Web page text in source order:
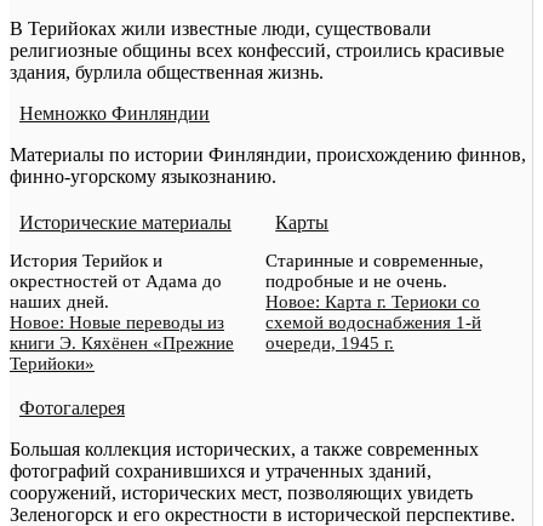
В Терийоках жили известные люди, существовали
религиозные общины всех конфессий, строились красивые
здания, бурлила общественная жизнь.
Немножко Финляндии
Материалы по истории Финляндии, происхождению финнов,
финно-угорскому языкознанию.
Исторические материалы
История Терийок и
окрестностей от Адама до
наших дней.
Новое: Новые переводы из
книги Э. Кяхёнен «Прежние
Терийоки»
Карты
Старинные и современные,
подробные и не очень.
Новое: Карта г. Териоки со
схемой водоснабжения 1-й
очереди, 1945 г.
Фотогалерея
Большая коллекция исторических, а также современных
фотографий сохранившихся и утраченных зданий,
сооружений, исторических мест, позволяющих увидеть
Зеленогорск и его окрестности в исторической перспективе.